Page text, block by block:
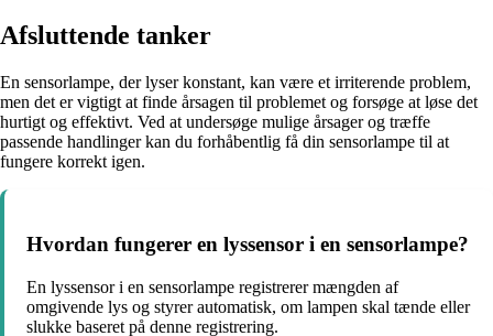
Afsluttende tanker
En sensorlampe, der lyser konstant, kan være et irriterende problem,
men det er vigtigt at finde årsagen til problemet og forsøge at løse det
hurtigt og effektivt. Ved at undersøge mulige årsager og træffe
passende handlinger kan du forhåbentlig få din sensorlampe til at
fungere korrekt igen.
Hvordan fungerer en lyssensor i en sensorlampe?
En lyssensor i en sensorlampe registrerer mængden af
omgivende lys og styrer automatisk, om lampen skal tænde eller
slukke baseret på denne registrering.